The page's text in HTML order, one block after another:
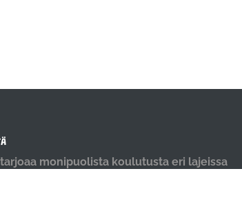
monipuolista koulutusta eri lajeissa